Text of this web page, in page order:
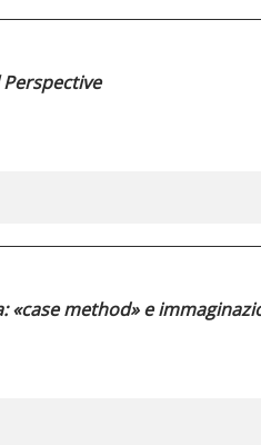
method» e